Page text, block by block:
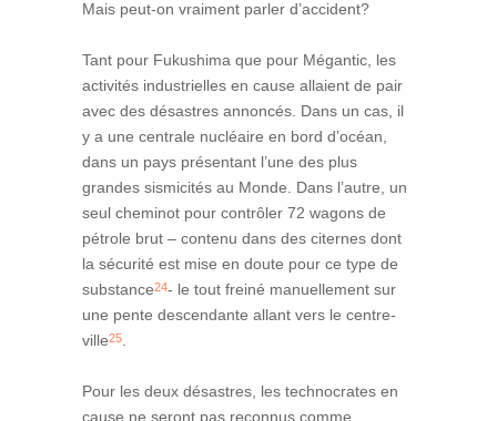
Mais peut-on vraiment parler d’accident?
Tant pour Fukushima que pour Mégantic, les
activités industrielles en cause allaient de pair
avec des désastres annoncés. Dans un cas, il
y a une centrale nucléaire en bord d’océan,
dans un pays présentant l’une des plus
grandes sismicités au Monde. Dans l’autre, un
seul cheminot pour contrôler 72 wagons de
pétrole brut – contenu dans des citernes dont
la sécurité est mise en doute pour ce type de
substance24- le tout freiné manuellement sur
une pente descendante allant vers le centre-
ville25
Pour les deux désastres, les technocrates en
cause ne seront pas reconnus comme